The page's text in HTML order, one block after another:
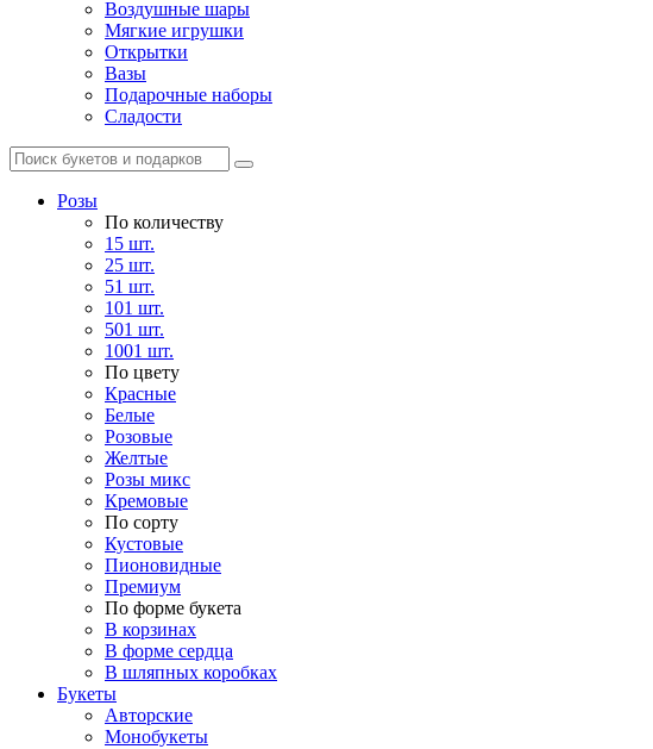
Воздушные шары
Мягкие игрушки
Открытки
Вазы
Подарочные наборы
Сладости
Розы
По количеству
15 шт.
25 шт.
51 шт.
101 шт.
501 шт.
1001 шт.
По цвету
Красные
Белые
Розовые
Желтые
Розы микс
Кремовые
По сорту
Кустовые
Пионовидные
Премиум
По форме букета
В корзинах
В форме сердца
В шляпных коробках
Букеты
Авторские
Монобукеты